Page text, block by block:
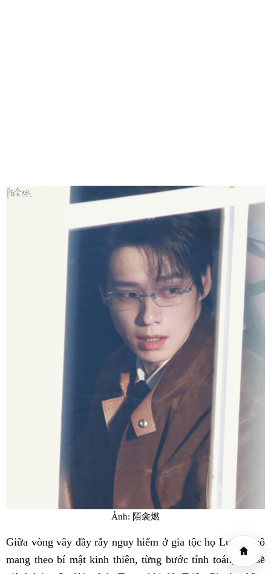
Ảnh: 陌衾燃
Giữa vòng vây đầy rẫy nguy hiểm ở gia tộc họ Lương, cô
mang theo bí mật kinh thiên, từng bước tính toán, thề sẽ